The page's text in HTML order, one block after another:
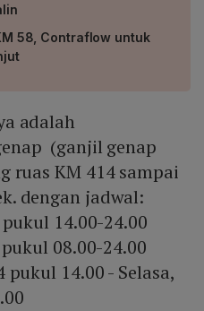
58, Contraflow untuk
adalah
(ganjil genap
ruas KM 414 sampai
dengan jadwal:
14.00-24.00
08.00-24.00
14.00 - Selasa,